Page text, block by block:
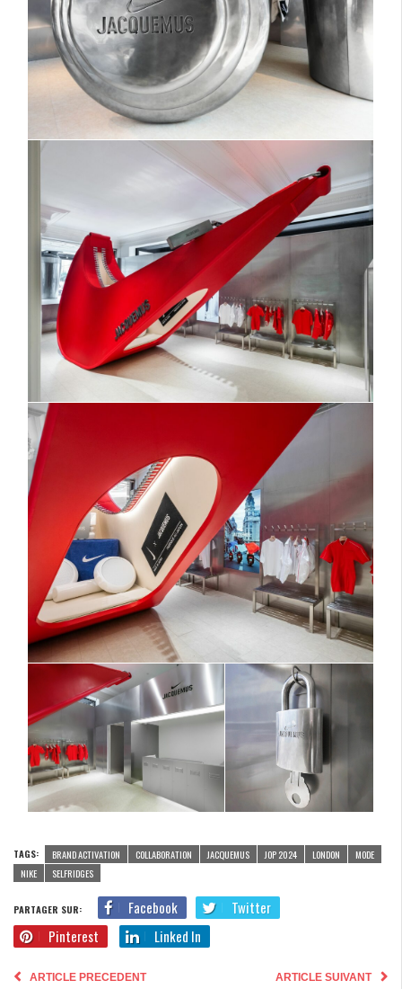
TAGS: BRAND ACTIVATION COLLABORATION JACQUEMUS JOP 2024 LONDON
MODE
NIKE
SELFRIDGES
PARTAGER SUR: Facebook
Twitter
Pinterest
Linked In
ARTICLE PRECEDENT ARTICLE SUIVANT